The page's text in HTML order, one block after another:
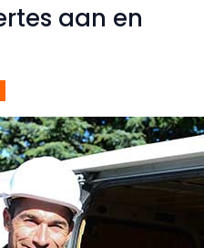
aan en